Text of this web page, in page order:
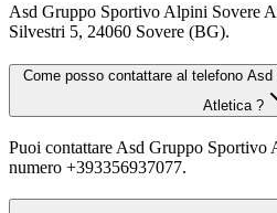
Asd Gruppo Sportivo Alpini Sovere
Silvestri 5, 24060 Sovere (BG).
Come posso contattare al telefono
Atletica ?
Puoi contattare Asd Gruppo Sportivo
numero +393356937077.